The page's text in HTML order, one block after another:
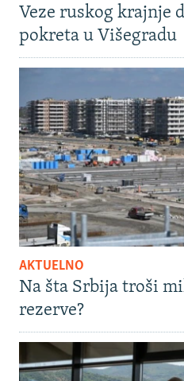
Veze ruskog krajnje
pokreta u Višegradu
AKTUELNO
Na šta Srbija troši
rezerve?